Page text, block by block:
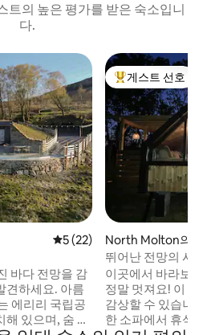
트의 높은 평가를 받은 숙소입니
다.
평점 5점(5점 만점), 후기 22
5 (22)
바다 전망을 감
견하세요. 아름
에리리 국립공
있으며, 숨 막
상위 게스트 선호
게스트 선호
North Molton의
뛰어난 전망의 시
이곳에서 바라보
정말 멋져요! 이 커
감상할 수 있습니
한 소파에서 휴식